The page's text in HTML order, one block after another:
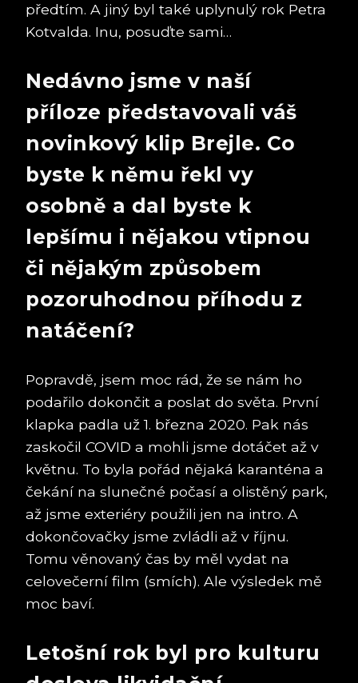
předtím. A jiný byl také uplynulý rok Petra
Kotvalda. Inu, posuďte sami…
Nedávno jsme v naší
příloze představovali váš
novinkový klip Brejle. Co
byste k němu řekl vy
osobně a dal byste k
lepšímu i nějakou vtipnou
či nějakým způsobem
pozoruhodnou příhodu z
natáčení?
Popravdě, jsem moc rád, že se nám ho
podařilo dokončit a poslat do světa. První
klapka padla už 1. března 2020. Pak nás
zaskočil COVID a mohli jsme dotáčet až v
květnu. To byla pořád nějaká karanténa a
čekání na slunečné počasí a olistěný park,
až jsme exteriéry použili jen na intro. A
dokončovačky jsme zvládli až v říjnu.
Tomu věnovaný čas by měl vydat na
celovečerní film (smích). Ale výsledek mě
moc baví.
Letošní rok byl pro kulturu